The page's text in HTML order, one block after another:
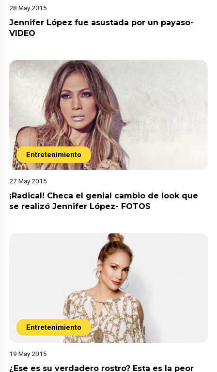
28 May 2015
Jennifer López fue asustada por un payaso-
VIDEO
Entretenimiento
27 May 2015
¡Radical! Checa el genial cambio de look que
se realizó Jennifer López- FOTOS
Entretenimiento
19 May 2015
¿Ese es su verdadero rostro? Esta es la peor